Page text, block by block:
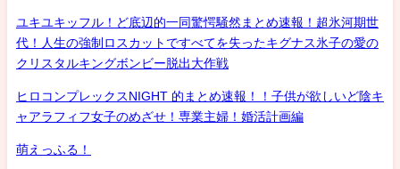
ユキユキッフル！ど底辺的一同驚愕騒然まとめ速報！超氷河期世
代！人生の強制ロスカットですべてを失ったキグナス氷子の愛の
クリスタルキングボンビー脱出大作戦
ヒロコンプレックスNIGHT 的まとめ速報！！子供が欲しいど陰キ
ャアラフィフ女子のめざせ！専業主婦！婚活計画編
萌えっふる！